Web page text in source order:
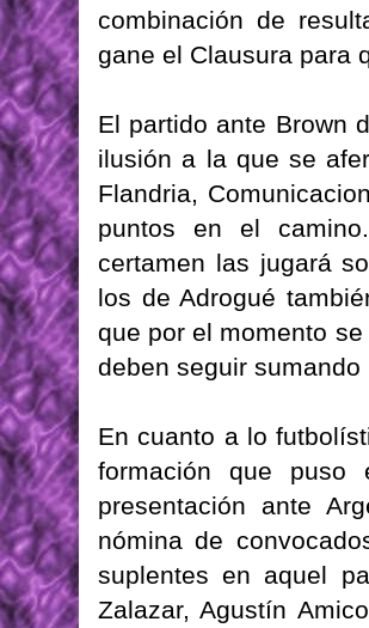
combinación de
gane el Clausura para
El partido ante Brown
ilusión a la que se
Flandria,
puntos en el
certamen las jugará
los de Adrogué
que por el momento
deben seguir
En cuanto a lo
formación que
presentación ante
nómina de
suplentes en aquel
Zalazar, Agustín